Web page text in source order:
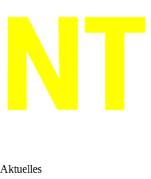
Aktuelles